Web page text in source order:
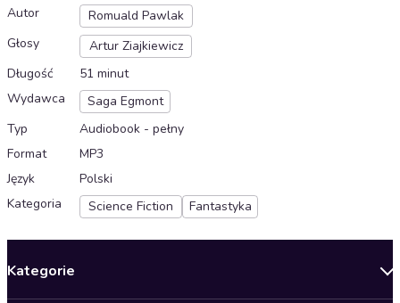
Autor
Romuald Pawlak
Głosy
Artur Ziajkiewicz
Długość
51 minut
Wydawca
Saga Egmont
Typ
Audiobook - pełny
Format
MP3
Język
Polski
Kategoria
Science Fiction Fantastyka
Kategorie